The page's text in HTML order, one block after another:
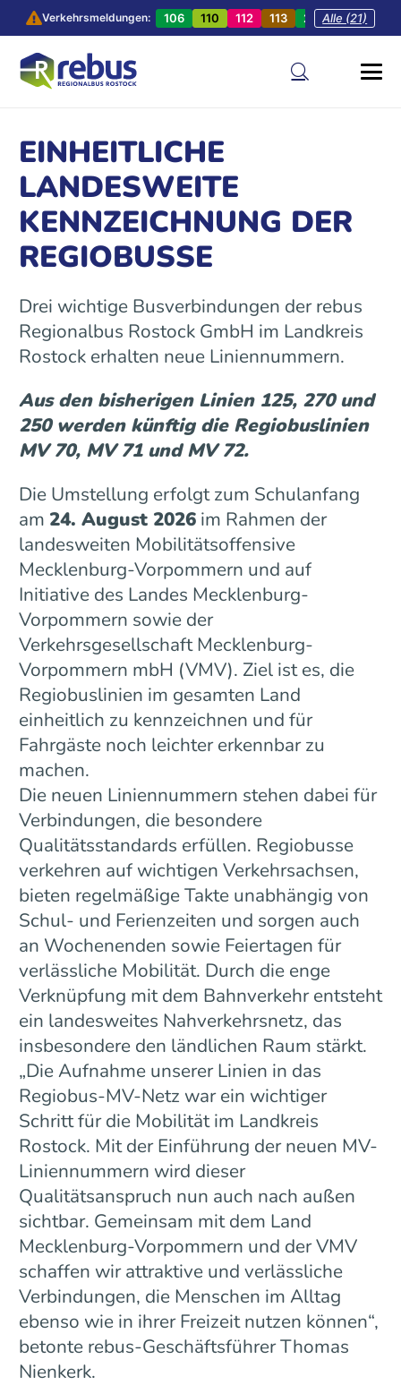
Verkehrsmeldungen: 106 110 112 113 201 202
Alle (21)
EINHEITLICHE
LANDESWEITE
KENNZEICHNUNG DER
REGIOBUSSE
Drei wichtige Busverbindungen der rebus
Regionalbus Rostock GmbH im Landkreis
Rostock erhalten neue Liniennummern.
Aus den bisherigen Linien 125, 270 und
250 werden künftig die Regiobuslinien
MV 70, MV 71 und MV 72.
Die Umstellung erfolgt zum Schulanfang
am 24. August 2026im Rahmen der
landesweiten Mobilitätsoffensive
Mecklenburg-Vorpommern und auf
Initiative des Landes Mecklenburg-
Vorpommern sowie der
Verkehrsgesellschaft Mecklenburg-
Vorpommern mbH (VMV). Ziel ist es, die
Regiobuslinien im gesamten Land
einheitlich zu kennzeichnen und für
Fahrgäste noch leichter erkennbar zu
machen.
Die neuen Liniennummern stehen dabei für
Verbindungen, die besondere
Qualitätsstandards erfüllen. Regiobusse
verkehren auf wichtigen Verkehrsachsen,
bieten regelmäßige Takte unabhängig von
Schul- und Ferienzeiten und sorgen auch
an Wochenenden sowie Feiertagen für
verlässliche Mobilität. Durch die enge
Verknüpfung mit dem Bahnverkehr entsteht
ein landesweites Nahverkehrsnetz, das
insbesondere den ländlichen Raum stärkt.
„Die Aufnahme unserer Linien in das
Regiobus-MV-Netz war ein wichtiger
Schritt für die Mobilität im Landkreis
Rostock. Mit der Einführung der neuen MV-
Liniennummern wird dieser
Qualitätsanspruch nun auch nach außen
sichtbar. Gemeinsam mit dem Land
Mecklenburg-Vorpommern und der VMV
schaffen wir attraktive und verlässliche
Verbindungen, die Menschen im Alltag
ebenso wie in ihrer Freizeit nutzen können“,
betonte rebus-Geschäftsführer Thomas
Nienkerk.